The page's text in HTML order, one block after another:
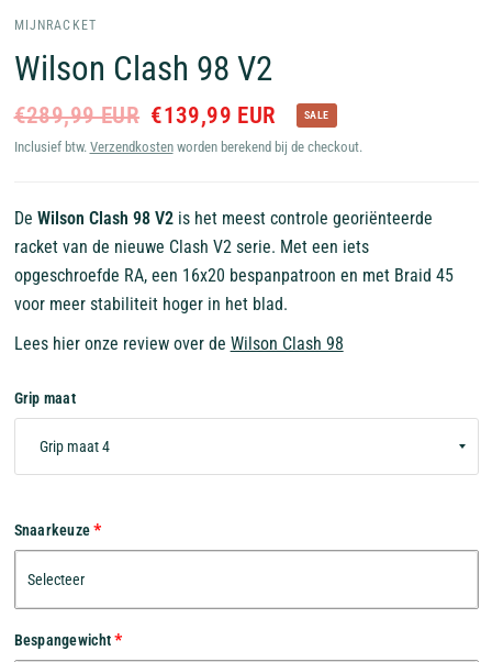
MIJNRACKET
Wilson Clash 98 V2
€289,99 EUR €139,99 EUR SALE
Inclusief btw. Verzendkostenworden berekend bij de checkout.
De Wilson Clash 98 V2is het meest controle georiënteerde
racket van de nieuwe Clash V2 serie. Met een iets
opgeschroefde RA, een 16x20 bespanpatroon en met Braid 45
voor meer stabiliteit hoger in het blad.
Lees hier onze review over de Wilson Clash 98
Grip maat
Snaarkeuze
Bespangewicht